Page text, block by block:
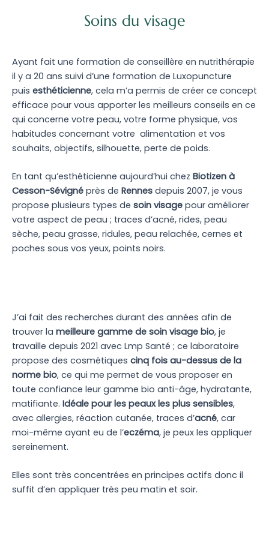
Soins du visage
Ayant fait une formation de conseillère en nutrithérapie
il y a 20 ans suivi d’une formation de Luxopuncture
puis esthéticienne, cela m’a permis de créer ce concept
efficace pour vous apporter les meilleurs conseils en ce
qui concerne votre peau, votre forme physique, vos
habitudes concernant votre alimentation et vos
souhaits, objectifs, silhouette, perte de poids.
En tant qu’esthéticienne aujourd’hui chez Biotizen à
Cesson-Sévigné près de Rennes depuis 2007, je vous
propose plusieurs types de soin visage pour améliorer
votre aspect de peau ; traces d’acné, rides, peau
sèche, peau grasse, ridules, peau relachée, cernes et
poches sous vos yeux, points noirs.
J’ai fait des recherches durant des années afin de
trouver la meilleure gamme de soin visage bio, je
travaille depuis 2021 avec Lmp Santé ; ce laboratoire
propose des cosmétiques cinq fois au-dessus de la
norme bio, ce qui me permet de vous proposer en
toute confiance leur gamme bio anti-âge, hydratante,
matifiante. Idéale pour les peaux les plus sensibles,
avec allergies, réaction cutanée, traces d’acné, car
moi-même ayant eu de l’eczéma, je peux les appliquer
sereinement.
Elles sont très concentrées en principes actifs donc il
suffit d’en appliquer très peu matin et soir.